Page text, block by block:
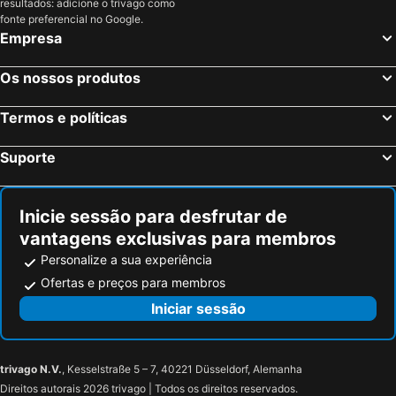
La Lastrilla, Castela e Leão Hotéis
Madrid, Madrid Hotéis
Sevilha, Andaluzia Hotéis
Barcelona, Catalunha Hotéis
Isla Cristina, Andaluzia Hotéis
resultados: adicione o trivago como
fonte preferencial no Google.
Empresa
Os nossos produtos
Termos e políticas
Suporte
Inicie sessão para desfrutar de
vantagens exclusivas para membros
Personalize a sua experiência
Ofertas e preços para membros
Iniciar sessão
trivago N.V., Kesselstraße 5 – 7, 40221 Düsseldorf, Alemanha
Direitos autorais 2026 trivago | Todos os direitos reservados.